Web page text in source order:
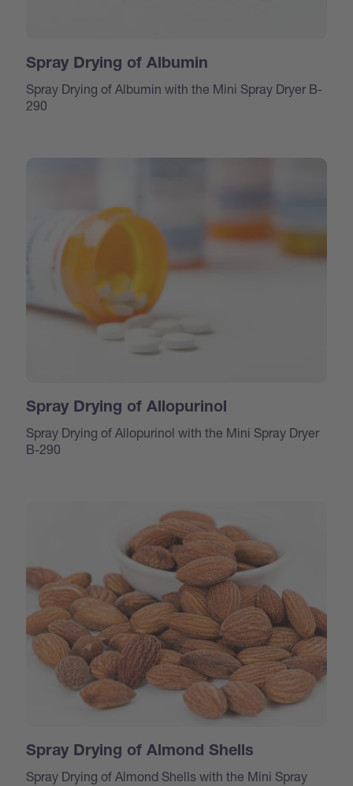
Spray Drying of Albumin
Spray Drying of Albumin with the Mini Spray Dryer B-
290
Spray Drying of Allopurinol
Spray Drying of Allopurinol with the Mini Spray Dryer
B-290
Spray Drying of Almond Shells
Spray Drying of Almond Shells with the Mini Spray